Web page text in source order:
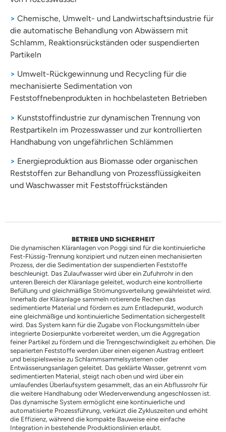
> Chemische, Umwelt- und Landwirtschaftsindustrie für
die automatische Behandlung von Abwässern mit
Schlamm, Reaktionsrückständen oder suspendierten
Partikeln
> Umwelt-Rückgewinnung und Recycling für die
mechanisierte Sedimentation von
Feststoffnebenprodukten in hochbelasteten Betrieben
> Kunststoffindustrie zur dynamischen Trennung von
Restpartikeln im Prozesswasser und zur kontrollierten
Handhabung von ungefährlichen Schlämmen
> Energieproduktion aus Biomasse oder organischen
Reststoffen zur Behandlung von Prozessflüssigkeiten
und Waschwasser mit Feststoffrückständen
BETRIEB UND SICHERHEIT
Die dynamischen Kläranlagen von Poggi sind für die kontinuierliche
Fest-Flüssig-Trennung konzipiert und nutzen einen mechanisierten
Prozess, der die Sedimentation der suspendierten Feststoffe
beschleunigt. Das Zulaufwasser wird über ein Zufuhrrohr in den
unteren Bereich der Kläranlage geleitet, wodurch eine kontrollierte
Befüllung und gleichmäßige Strömungsverteilung gewährleistet wird.
Innerhalb der Kläranlage sammeln rotierende Rechen das
sedimentierte Material und fördern es zum Entladepunkt, wodurch
eine gleichmäßige und kontinuierliche Sedimentation sichergestellt
wird. Das System kann für die Zugabe von Flockungsmitteln über
integrierte Dosierpunkte vorbereitet werden, um die Aggregation
feiner Partikel zu fördern und die Trenngeschwindigkeit zu erhöhen. Die
separierten Feststoffe werden über einen eigenen Austrag entleert
und beispielsweise zu Schlamm­sammelsystemen oder
Entwässerungsanlagen geleitet. Das geklärte Wasser, getrennt vom
sedimentierten Material, steigt nach oben und wird über ein
umlaufendes Überlaufsystem gesammelt, das an ein Abflussrohr für
die weitere Handhabung oder Wiederverwendung angeschlossen ist.
Das dynamische System ermöglicht eine kontinuierliche und
automatisierte Prozessführung, verkürzt die Zykluszeiten und erhöht
die Effizienz, während die kompakte Bauweise eine einfache
Integration in bestehende Produktionslinien erlaubt.